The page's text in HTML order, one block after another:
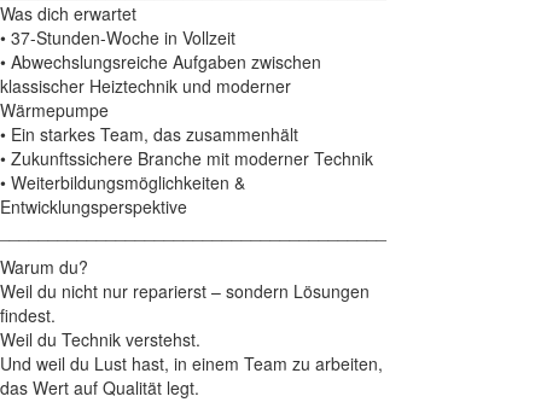
Was dich erwartet
• 37-Stunden-Woche in Vollzeit
• Abwechslungsreiche Aufgaben zwischen
klassischer Heiztechnik und moderner
Wärmepumpe
• Ein starkes Team, das zusammenhält
• Zukunftssichere Branche mit moderner Technik
• Weiterbildungsmöglichkeiten &
Entwicklungsperspektive
Warum du?
Weil du nicht nur reparierst – sondern Lösungen
findest.
Weil du Technik verstehst.
Und weil du Lust hast, in einem Team zu arbeiten,
das Wert auf Qualität legt.